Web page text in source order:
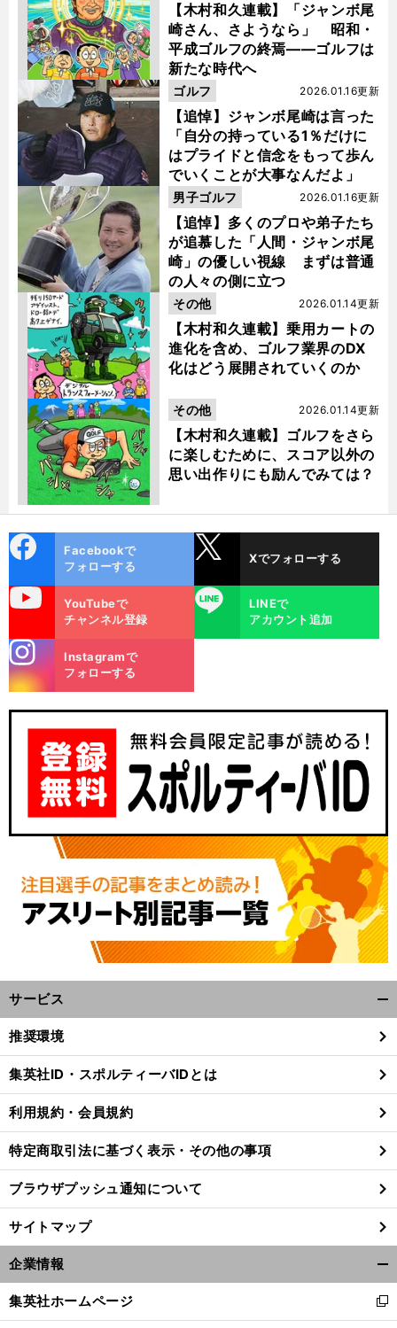
前
【木村和久連載】「ジャンボ尾
崎さん、さようなら」 昭和・
平成ゴルフの終焉――ゴルフは
新たな時代へ
【追悼】ジャンボ尾崎は言った
「自分の持っている1％だけに
はプライドと信念をもって歩ん
でいくことが大事なんだよ」
2026.01.16更新
ゴルフ
【追悼】多くのプロや弟子たち
が追慕した「人間・ジャンボ尾
崎」の優しい視線 まずは普通
の人々の側に立つ
2026.01.16更新
男子ゴルフ
【木村和久連載】乗用カートの
進化を含め、ゴルフ業界のDX
化はどう展開されていくのか
2026.01.14更新
その他
【木村和久連載】ゴルフをさら
に楽しむために、スコア以外の
思い出作りにも励んでみては？
2026.01.14更新
その他
ok
Facebookで
フォローする
Xでフォローする
YouTubeで
チャンネル登録
LINE
LINEで
アカウント追加
m
Instagramで
フォローする
サービス
閉
る
推奨環境
集英社ID・スポルティーバIDとは
利用規約・会員規約
特定商取引法に基づく表示・その他の事項
ブラウザプッシュ通知について
サイトマップ
企業情報
閉
集英社ホームページ
新
し